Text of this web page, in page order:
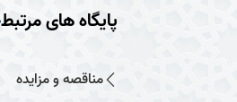
پایگاه های مرتبط
مناقصه و مزایده